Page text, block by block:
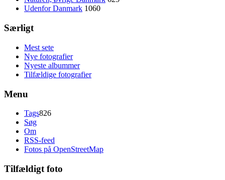
Udenfor Danmark 1060
Særligt
Mest sete
Nye fotografier
Nyeste albummer
Tilfældige fotografier
Menu
Tags826
Søg
Om
RSS-feed
Fotos på OpenStreetMap
Tilfældigt foto